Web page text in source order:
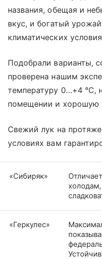
названия, обещая и
вкус, и богатый
климатических
Подобрали варианты,
проверена нашим
температуру 0…+4 °C,
помещении и хорошую
Свежий лук на
условиях вам
«Сибиряк»
«Геркулес»